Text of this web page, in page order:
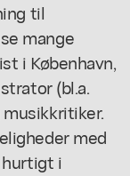
til
mange
i København,
(bl.a.
med
hurtigt i